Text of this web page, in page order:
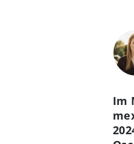
Im